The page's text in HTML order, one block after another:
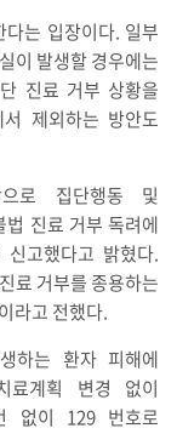
는 입장이다. 일부
이 발생할 경우에는
진료 거부 상황을
제외하는 방안도
로 집단행동 및
진료 거부 독려에
고했다고 밝혔다.
료 거부를 종용하는
라고 전했다.
하는 환자 피해에
료계획 변경 없이
없이 129 번호로